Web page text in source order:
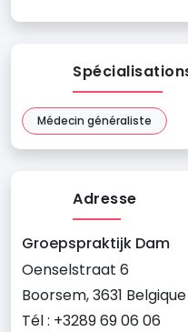
Médecin généraliste
Adresse
Groepspraktijk Dam
Oenselstraat 6
Boorsem, 3631 Belgique
Tél : +3289 69 06 06